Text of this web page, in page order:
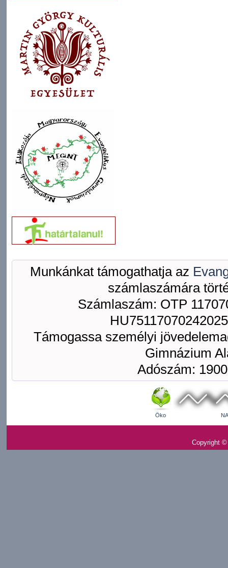
Munkánkat támogathatja az
számlaszámára
Számlaszám: OTP
Támogassa személyi
Gimnázium
Adószám:
Öko
Copyright